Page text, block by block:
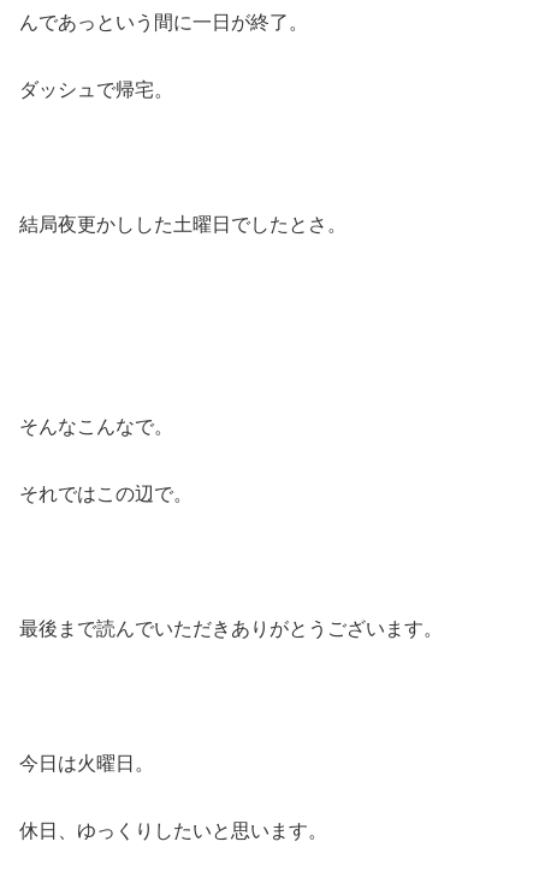
んであっという間に一日が終了。
ダッシュで帰宅。
結局夜更かしした土曜日でしたとさ。
そんなこんなで。
それではこの辺で。
最後まで読んでいただきありがとうございます。
今日は火曜日。
休日、ゆっくりしたいと思います。